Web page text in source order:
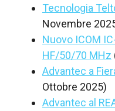
Tecnologia
Novembre
Nuovo ICOM
HF/50/70 MHz
Advantec a
Ottobre 2025)
Advantec al